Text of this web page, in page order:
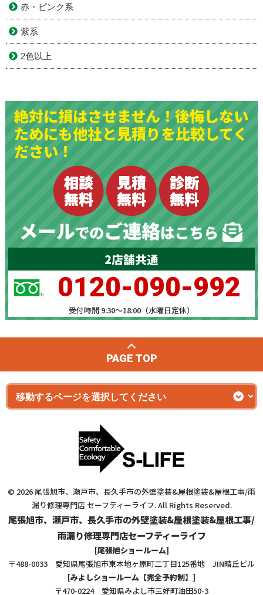
赤・ピンク系
紫系
2色以上
絶対に損はさせません！後悔しない
ためにも他社と見積りを比較してく
ださい！
2店舗共通
0120-090-992
受付時間 9:30～18:00（水曜日定休）
PAGE TOP
© 2026 尾張旭市、瀬戸市、長久手市の外壁塗装&屋根塗装&屋根工事/雨
漏り修理専門店 セーフティーライフ. All Rights Reserved.
尾張旭市、瀬戸市、長久手市の外壁塗装&屋根塗装&屋根工事/
雨漏り修理専門店セーフティーライフ
[尾張旭ショールーム]
〒488-0033 愛知県尾張旭市東本地ヶ原町二丁目125番地 JIN晴丘ビル
[みよしショールーム【完全予約制】]
〒470-0224 愛知県みよし市三好町油田50-3